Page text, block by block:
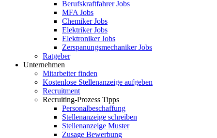
Berufskraftfahrer Jobs
MFA Jobs
Chemiker Jobs
Elektriker Jobs
Elektroniker Jobs
Zerspanungsmechaniker Jobs
Ratgeber
Unternehmen
Mitarbeiter finden
Kostenlose Stellenanzeige aufgeben
Recruitment
Recruiting-Prozess Tipps
Personalbeschaffung
Stellenanzeige schreiben
Stellenanzeige Muster
Zusage Bewerbung